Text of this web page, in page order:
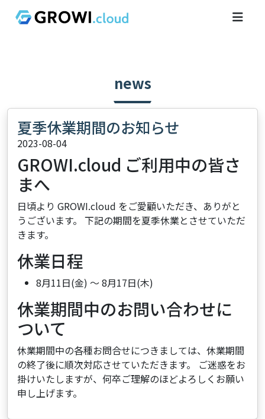
news
夏季休業期間のお知らせ
2023-08-04
GROWI.cloud ご利用中の皆さ
まへ
日頃より GROWI.cloud をご愛顧いただき、ありがと
うございます。 下記の期間を夏季休業とさせていただ
きます。
休業日程
8月11日(金) ～ 8月17日(木)
休業期間中のお問い合わせに
ついて
休業期間中の各種お問合せにつきましては、休業期間
の終了後に順次対応させていただきます。 ご迷惑をお
掛けいたしますが、何卒ご理解のほどよろしくお願い
申し上げます。